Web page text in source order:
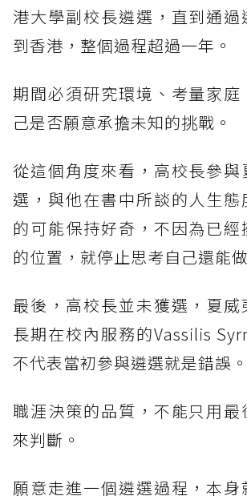
港大學副校長遴選，直到通過
到香港，整個過程超過一年。
期間必須研究環境、考量家庭
己是否願意承擔未知的挑戰。
從這個角度來看，高校長參與
選，與他在書中所談的人生
的可能保持好奇，不因為已經
的位置，就停止思考自己還能
最後，高校長並未獲選，夏威
長期在校內服務的Vassilis
不代表當初參與遴選就是錯誤。
職涯決策的品質，不能只用最
來判斷。
願意走進一個遴選過程，本